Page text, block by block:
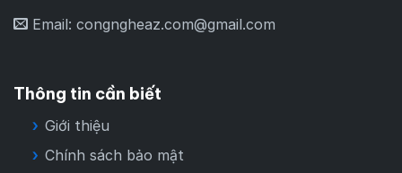
Email: congngheaz.com@gmail.com
Thông tin cần biết
Giới thiệu
Chính sách bảo mật